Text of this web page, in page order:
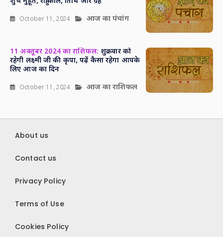
October 11, 2024 आज का पंचांग
11 अक्तूबर 2024 का राशिफल: शुक्रवार को
रहेगी लक्ष्मी जी की कृपा, पढ़ें कैसा रहेगा आपके
लिए आज का दिन
October 11, 2024 आज का राशिफल
About us
Contact us
Privacy Policy
Terms of Use
Cookies Policy